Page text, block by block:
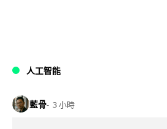
人工智能
藍骨 3 小時